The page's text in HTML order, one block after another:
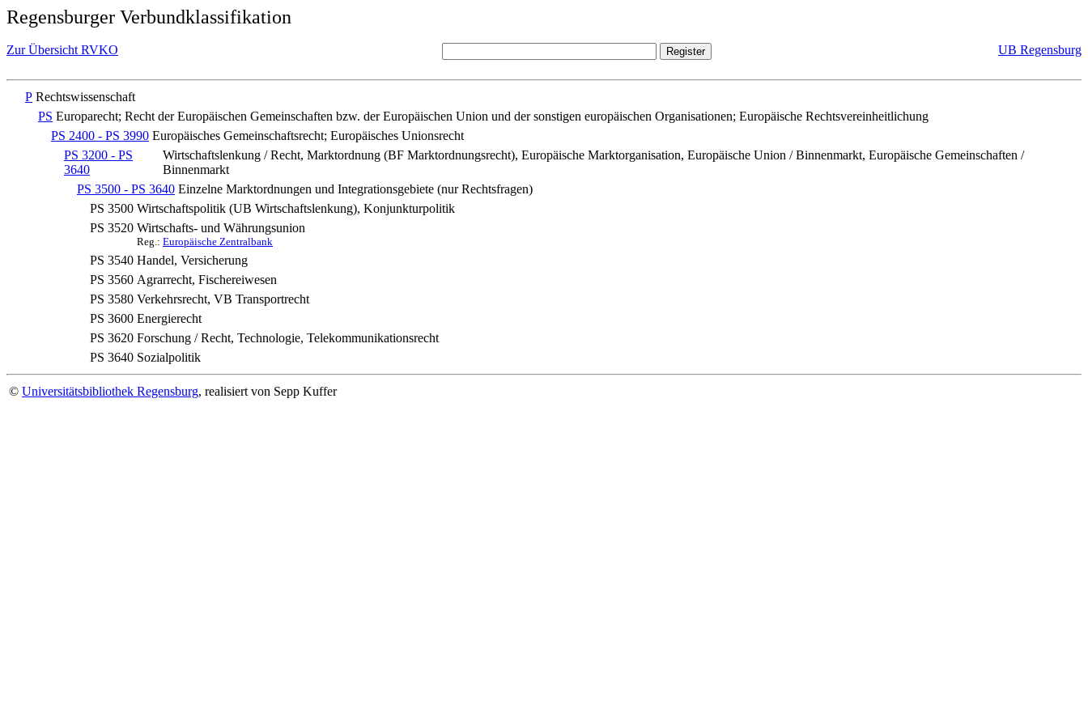
Regensburger Verbundklassifikation
Zur Übersicht RVKO UB Regensburg
P Rechtswissenschaft
PS Europarecht; Recht der Europäischen Gemeinschaften bzw. der Europäischen Union und der sonstigen europäischen Organisationen; Europäische Rechtsvereinheitlichung
PS 2400 - PS 3990 Europäisches Gemeinschaftsrecht; Europäisches Unionsrecht
PS 3200 - PS
3640
Wirtschaftslenkung / Recht, Marktordnung (BF Marktordnungsrecht), Europäische Marktorganisation, Europäische Union / Binnenmarkt, Europäische Gemeinschaften /
Binnenmarkt
PS 3500 - PS 3640 Einzelne Marktordnungen und Integrationsgebiete (nur Rechtsfragen)
PS 3500 Wirtschaftspolitik (UB Wirtschaftslenkung), Konjunkturpolitik
PS 3520 Wirtschafts- und Währungsunion
Reg.: Europäische Zentralbank
PS 3540 Handel, Versicherung
PS 3560 Agrarrecht, Fischereiwesen
PS 3580 Verkehrsrecht, VB Transportrecht
PS 3600 Energierecht
PS 3620 Forschung / Recht, Technologie, Telekommunikationsrecht
PS 3640 Sozialpolitik
© Universitätsbibliothek Regensburg, realisiert von Sepp Kuffer